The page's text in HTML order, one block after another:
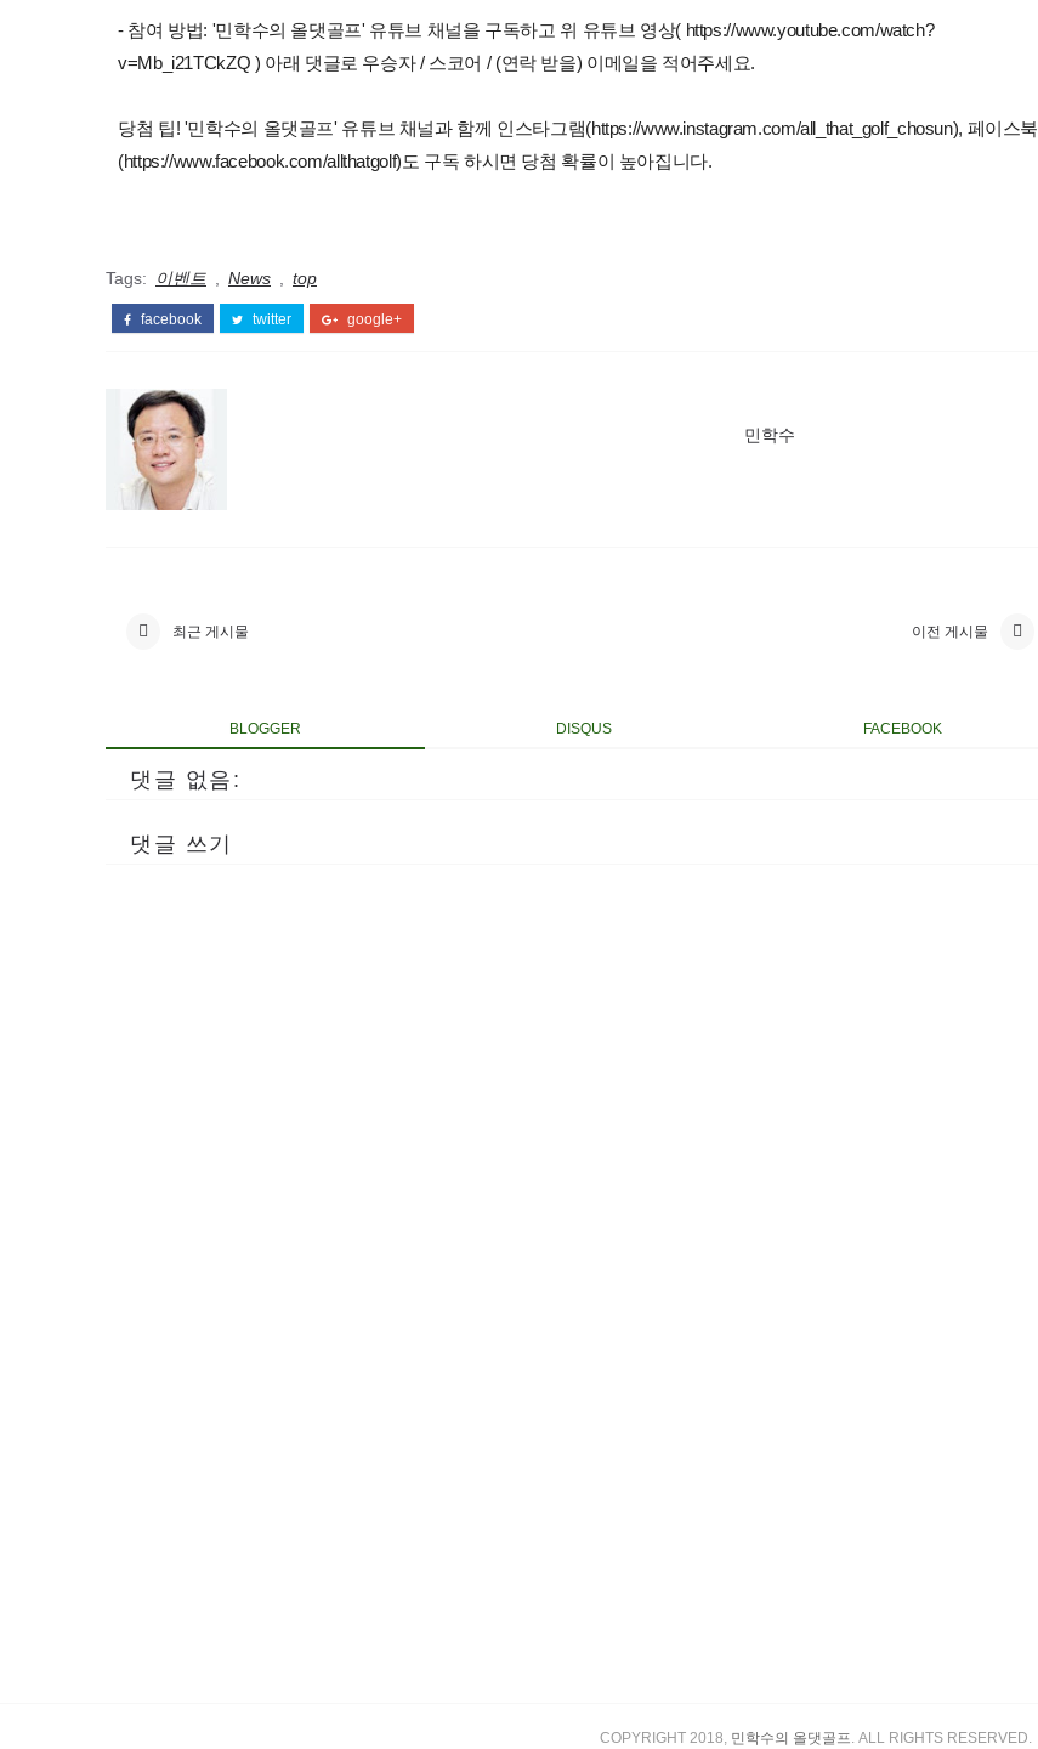
- 참여 방법: '민학수의 올댓골프' 유튜브 채널을 구독하고 위 유튜브 영상( https://www.youtube.com/watch?
v=Mb_i21TCkZQ ) 아래 댓글로 우승자 / 스코어 / (연락 받을) 이메일을 적어주세요.
당첨 팁! '민학수의 올댓골프' 유튜브 채널과 함께 인스타그램(https://www.instagram.com/all_that_golf_chosun), 페이스북
(https://www.facebook.com/allthatgolf)도 구독 하시면 당첨 확률이 높아집니다.
Tags: 이벤트 News top
facebook twitter google+
민학수
최근 게시물 이전 게시물
BLOGGER DISQUS FACEBOOK
댓글 없음:
댓글 쓰기
COPYRIGHT 2018, 민학수의 올댓골프. ALL RIGHTS RESERVED.